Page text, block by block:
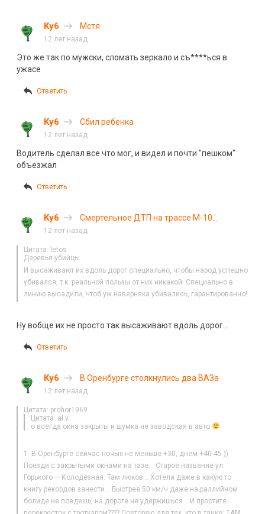
Ky6 Мстя
12 лет назад
Это же так по мужски, сломать зеркало и съ****ься в
ужасе
Ответить
Ky6 Сбил ребенка
12 лет назад
Водитель сделал все что мог, и видел и почти "пешком"
объезжал
Ответить
Ky6
Смертельное ДТП на трассе М-10
«Россия»
12 лет назад
Цитата: letos
Деревья-убийцы.
И высаживают их вдоль дорог специально, чтобы народ успешно
убивался, т.к. реальной пользы от них никакой. Специально в
линию высадили, чтоб уж наверняка убивались, гарантированно!
Ну вобще их не просто так высаживают вдоль дорог…
Ответить
Ky6 В Оренбурге столкнулись два ВАЗа
12 лет назад
Цитата: prohor1969
Цитата: al.v.
о всегда окна закрыты и шумка не заводская в авто
1. В Оренбурге сейчас ночью не меньше +30, днем +40-45 ))
Поезди с закрытыми окнами на тазе… Старое название ул.
Горького — Колодезная. Там люков… Хотели даже в какую то
книгу рекордов занести… Быстрее 50 км/ч даже на раллийном
болиде не поедешь, на дороге не удержишься… И простите…